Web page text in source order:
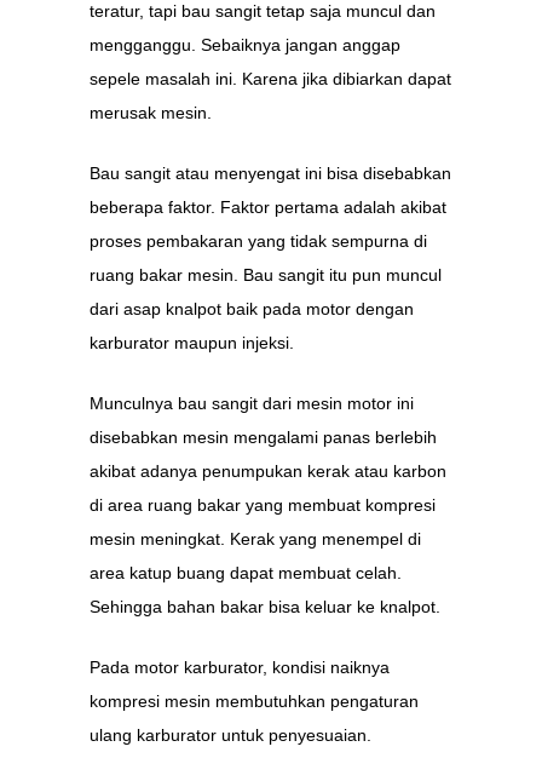
teratur, tapi bau sangit tetap saja muncul dan
mengganggu. Sebaiknya jangan anggap
sepele masalah ini. Karena jika dibiarkan dapat
merusak mesin.
Bau sangit atau menyengat ini bisa disebabkan
beberapa faktor. Faktor pertama adalah akibat
proses pembakaran yang tidak sempurna di
ruang bakar mesin. Bau sangit itu pun muncul
dari asap knalpot baik pada motor dengan
karburator maupun injeksi.
Munculnya bau sangit dari mesin motor ini
disebabkan mesin mengalami panas berlebih
akibat adanya penumpukan kerak atau karbon
di area ruang bakar yang membuat kompresi
mesin meningkat. Kerak yang menempel di
area katup buang dapat membuat celah.
Sehingga bahan bakar bisa keluar ke knalpot.
Pada motor karburator, kondisi naiknya
kompresi mesin membutuhkan pengaturan
ulang karburator untuk penyesuaian.